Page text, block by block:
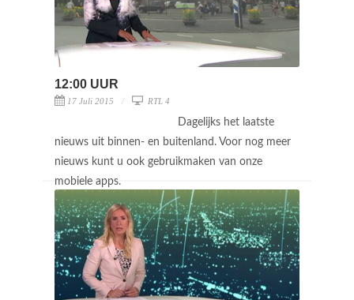
12:00 UUR
17 Juli 2015 RTL 4
Dagelijks het laatste
nieuws uit binnen- en buitenland. Voor nog meer
nieuws kunt u ook gebruikmaken van onze
mobiele apps.